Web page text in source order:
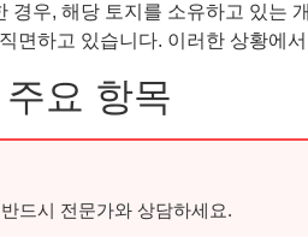
경우, 해당 토지를 소유하고 있는
면하고 있습니다. 이러한 상황에
요 항목
드시 전문가와 상담하세요.